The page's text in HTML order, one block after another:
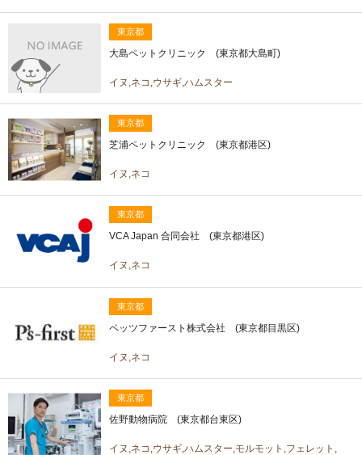
東京都
大島ペットクリニック (東京都大島町)
イヌ,ネコ,ウサギ,ハムスター
東京都
芝浦ペットクリニック (東京都港区)
イヌ,ネコ
東京都
VCA Japan 合同会社 (東京都港区)
イヌ,ネコ
東京都
ペッツファースト株式会社 (東京都目黒区)
イヌ,ネコ
東京都
佐野動物病院 (東京都台東区)
イヌ,ネコ,ウサギ,ハムスター,モルモット,フェレット,